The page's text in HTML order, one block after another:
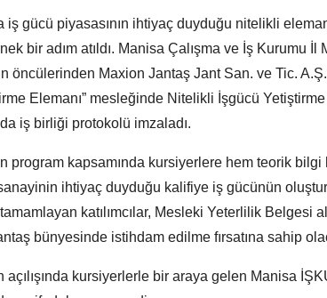
iş gücü piyasasının ihtiyaç duyduğu nitelikli
bir adım atıldı. Manisa Çalışma ve İş Kurumu
öncülerinden Maxion Jantaş Jant San. ve Tic.
Elemanı” mesleğinde Nitelikli İşgücü
iş birliği protokolü imzaladı.
program kapsamında kursiyerlere hem teorik
ihtiyaç duyduğu kalifiye iş gücünün
katılımcılar, Mesleki Yeterlilik Belgesi
bünyesinde istihdam edilme fırsatına sahip
açılışında kursiyerlerle bir araya gelen Manisa